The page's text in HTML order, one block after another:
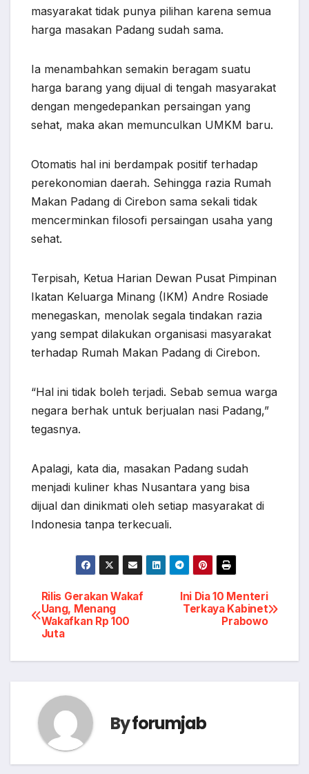
masyarakat tidak punya pilihan karena semua
harga masakan Padang sudah sama.
Ia menambahkan semakin beragam suatu
harga barang yang dijual di tengah masyarakat
dengan mengedepankan persaingan yang
sehat, maka akan memunculkan UMKM baru.
Otomatis hal ini berdampak positif terhadap
perekonomian daerah. Sehingga razia Rumah
Makan Padang di Cirebon sama sekali tidak
mencerminkan filosofi persaingan usaha yang
sehat.
Terpisah, Ketua Harian Dewan Pusat Pimpinan
Ikatan Keluarga Minang (IKM) Andre Rosiade
menegaskan, menolak segala tindakan razia
yang sempat dilakukan organisasi masyarakat
terhadap Rumah Makan Padang di Cirebon.
“Hal ini tidak boleh terjadi. Sebab semua warga
negara berhak untuk berjualan nasi Padang,”
tegasnya.
Apalagi, kata dia, masakan Padang sudah
menjadi kuliner khas Nusantara yang bisa
dijual dan dinikmati oleh setiap masyarakat di
Indonesia tanpa terkecuali.
Post
navigation
Ini Dia 10 Menteri
Terkaya Kabinet
Prabowo
Rilis Gerakan Wakaf
Uang, Menang
Wakafkan Rp 100
Juta
Byforumjab